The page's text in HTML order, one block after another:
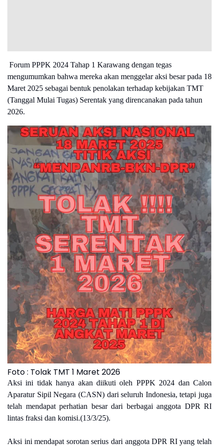
Forum PPPK 2024 Tahap 1 Karawang dengan tegas
mengumumkan bahwa mereka akan menggelar aksi besar pada 18
Maret 2025 sebagai bentuk penolakan terhadap kebijakan TMT
(Tanggal Mulai Tugas) Serentak yang direncanakan pada tahun
2026.
Foto : Tolak TMT 1 Maret 2026
Aksi ini tidak hanya akan diikuti oleh PPPK 2024 dan Calon
Aparatur Sipil Negara (CASN) dari seluruh Indonesia, tetapi juga
telah mendapat perhatian besar dari berbagai anggota DPR RI
lintas fraksi dan komisi.(13/3/25).
Aksi ini mendapat sorotan serius dari anggota DPR RI yang telah